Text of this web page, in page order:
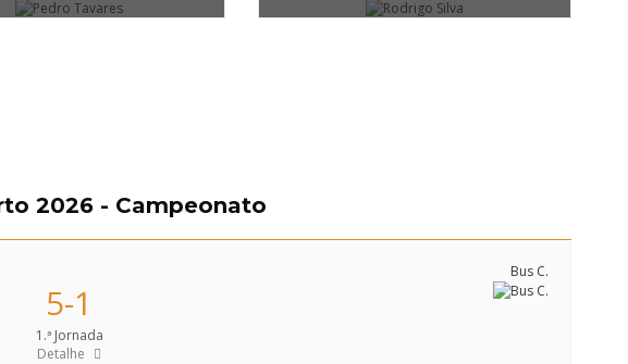
2026 - Campeonato
Bus C.
5-1
1.ª Jornada
Detalhe